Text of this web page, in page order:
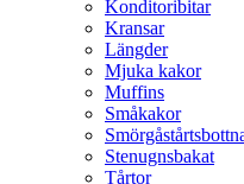
Konditoribitar
Kransar
Längder
Mjuka kakor
Muffins
Småkakor
Stenugnsbakat
Tårtor